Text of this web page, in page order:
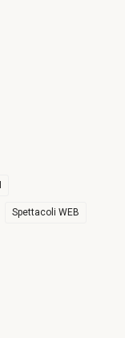
Spettacoli WEB